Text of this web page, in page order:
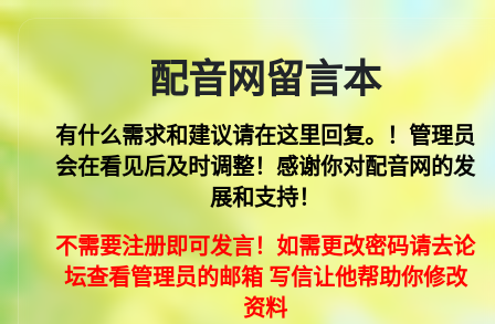
配音网留言本
有什么需求和建议请在这里回复。！管理员
会在看见后及时调整！感谢你对配音网的发
展和支持！
不需要注册即可发言！如需更改密码请去论
坛查看管理员的邮箱 写信让他帮助你修改
资料